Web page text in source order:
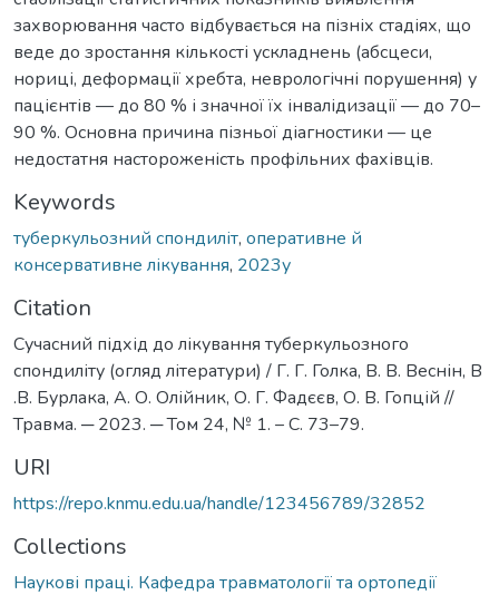
захворювання часто відбувається на пізніх стадіях, що
веде до зростання кількості ускладнень (абсцеси,
нориці, деформації хребта, неврологічні порушення) у
пацієнтів — до 80 % і значної їх інвалідизації — до 70–
90 %. Основна причина пізньої діагностики — це
недостатня настороженість профільних фахівців.
Keywords
туберкульозний спондиліт, оперативне й
консервативне лікування, 2023у
Citation
Сучасний підхід до лікування туберкульозного
спондиліту (огляд літератури) / Г. Г. Голка, В. В. Веснін, В
.В. Бурлака, А. О. Олійник, О. Г. Фадєєв, О. В. Гопцій //
Травма. ─ 2023. ─ Том 24, № 1. – С. 73–79.
URI
https://repo.knmu.edu.ua/handle/123456789/32852
Collections
Наукові праці. Кафедра травматології та ортопедії